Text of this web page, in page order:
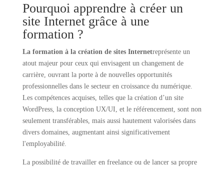
Pourquoi apprendre à créer un
site Internet grâce à une
formation ?
La formation à la création de sites Internetreprésente un
atout majeur pour ceux qui envisagent un changement de
carrière, ouvrant la porte à de nouvelles opportunités
professionnelles dans le secteur en croissance du numérique.
Les compétences acquises, telles que la création d’un site
WordPress, la conception UX/UI, et le référencement, sont non
seulement transférables, mais aussi hautement valorisées dans
divers domaines, augmentant ainsi significativement
l'employabilité.
La possibilité de travailler en freelance ou de lancer sa propre